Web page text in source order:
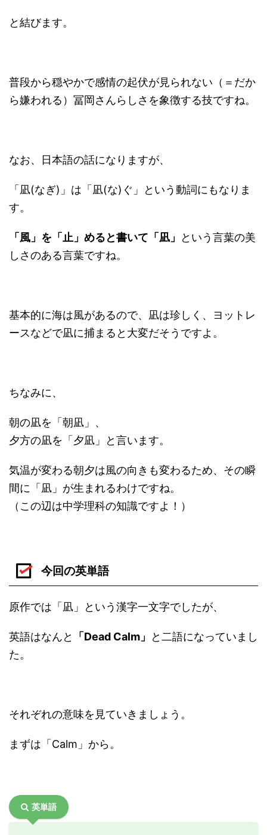
と結びます。
普段から穏やかで感情の起伏が見られない（＝だか
ら嫌われる）冨岡さんらしさを象徴する技ですね。
なお、日本語の話になりますが、
「凪(なぎ)」は「凪(な)ぐ」という動詞にもなりま
す。
「風」を「止」めると書いて「凪」
という言葉の美
しさのある言葉ですね。
基本的に海は風があるので、凪は珍しく、ヨットレ
ースなどで凪に捕まると大変だそうですよ。
ちなみに、
朝の凪を「朝凪」、
夕方の凪を「夕凪」と言います。
気温が変わる朝夕は風の向きも変わるため、その瞬
間に「凪」が生まれるわけですね。
（この辺は中学理科の知識ですよ！）
今回の英単語
原作では「凪」という漢字一文字でしたが、
英語はなんと 「Dead Calm」
と二語になっていまし
た。
それぞれの意味を見ていきましょう。
まずは「Calm」から。
英単語